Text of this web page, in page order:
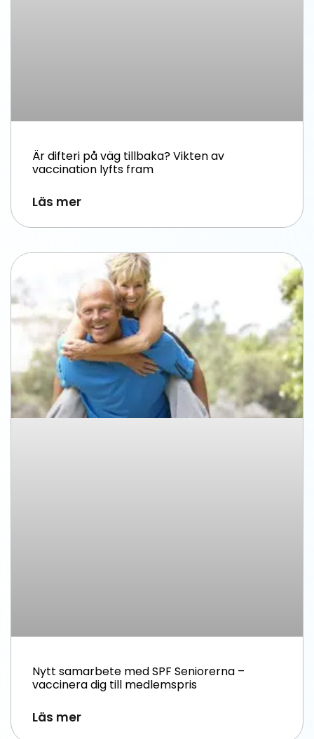
Är difteri på väg tillbaka? Vikten av
vaccination lyfts fram
Läs mer
Nytt samarbete med SPF Seniorerna –
vaccinera dig till medlemspris
Läs mer